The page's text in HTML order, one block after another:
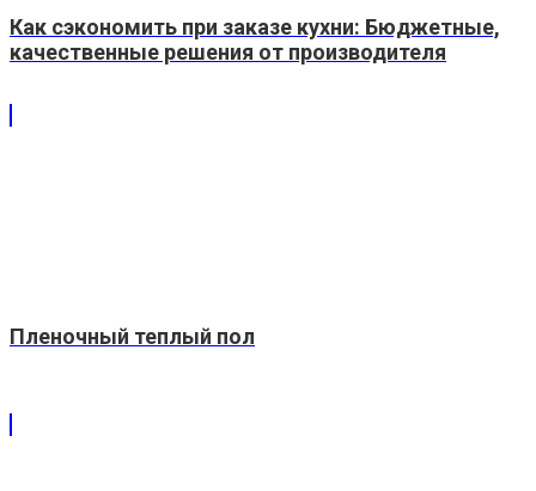
Как сэкономить при заказе кухни: Бюджетные,
качественные решения от производителя
Пленочный теплый пол